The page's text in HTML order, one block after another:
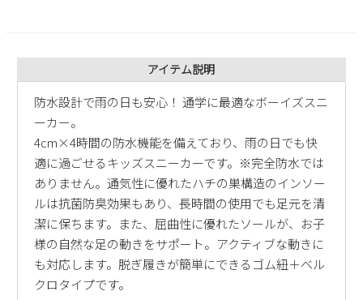
2026 年9月
日
1
2 3 4
5
6
7 8 9 10 11
12
13
14 15 16 17 18
19
20
21 22 23 24 25
26
27
28 29 30
アイテム説明
防水設計で雨の日も安心！ 通学に最適なボーイズスニ
ーカー。
4cm×4時間の防水機能を備えており、雨の日でも快
適に過ごせるキッズスニーカーです。※完全防水では
ありません。通気性に優れたハチの巣構造のインソー
ルは抗菌防臭効果もあり、長時間の使用でも足元を清
潔に保ちます。また、屈曲性に優れたソールが、お子
様の自然な足の動きをサポート。アクティブな動きに
も対応します。脱ぎ履きが簡単にできるゴム紐＋ベル
クロタイプです。